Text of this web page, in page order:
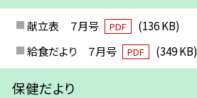
献立表 ７月号 PDF
(136 KB)
給食だより ７月号
PDF (349 KB)
保健だより